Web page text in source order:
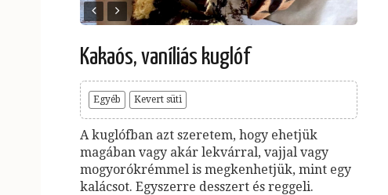
Kakaós, vaníliás kuglóf
Egyéb Kevert süti
A kuglófban azt szeretem, hogy ehetjük
magában vagy akár lekvárral, vajjal vagy
mogyorókrémmel is megkenhetjük, mint egy
kalácsot. Egyszerre desszert és reggeli.